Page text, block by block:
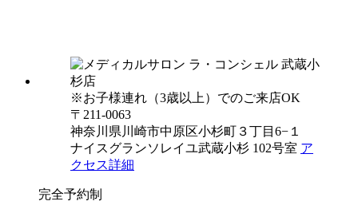
※お子様連れ（3歳以上）でのご来店OK
〒211-0063
神奈川県川崎市中原区小杉町３丁目6−１
ナイスグランソレイユ武蔵小杉 102号室 ア
クセス詳細
完全予約制